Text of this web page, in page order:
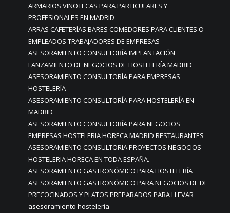
ARMARIOS VINOTECAS PARA PARTICULARES Y
PROFESIONALES EN MADRID
ARRAS CAFETERÍAS BARES COMEDORES PARA CLIENTES O
EMPLEADOS TRABAJADORES DE EMPRESAS
ASESORAMIENTO CONSULTORÍA IMPLANTACIÓN
LANZAMIENTO DE NEGOCIOS DE HOSTELERÍA MADRID
ASESORAMIENTO CONSULTORÍA PARA EMPRESAS
HOSTELERÍA
ASESORAMIENTO CONSULTORÍA PARA HOSTELERÍA EN
MADRID
ASESORAMIENTO CONSULTORÍA PARA NEGOCIOS
EMPRESAS HOSTELERIA HORECA MADRID RESTAURANTES
ASESORAMIENTO CONSULTORIA PROYECTOS NEGOCIOS
HOSTELERIA HORECA EN TODA ESPAÑA.
ASESORAMIENTO GASTRONÓMICO PARA HOSTELERÍA
ASESORAMIENTO GASTRONÓMICO PARA NEGOCIOS DE DE
PRECOCINADOS Y PLATOS PREPARADOS PARA LLEVAR
asesoramiento hosteleria